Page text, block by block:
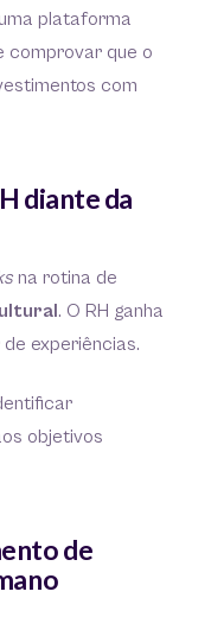
plataforma
comprovar que o
com
diante da
na rotina de
. O RH ganha
experiências.
objetivos
de